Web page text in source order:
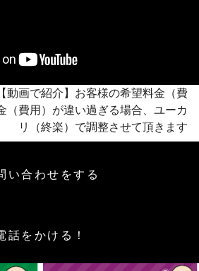
動画で紹介】お客様の希望料金（費
（費用）が違い過ぎる場合、ユーカ
リ（終楽）で調整させて頂きます
い合わせをする
話をかける！